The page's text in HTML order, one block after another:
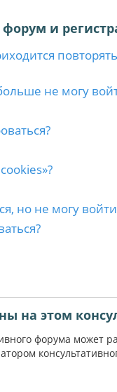
и
не могу
но не могу
на этом
форума